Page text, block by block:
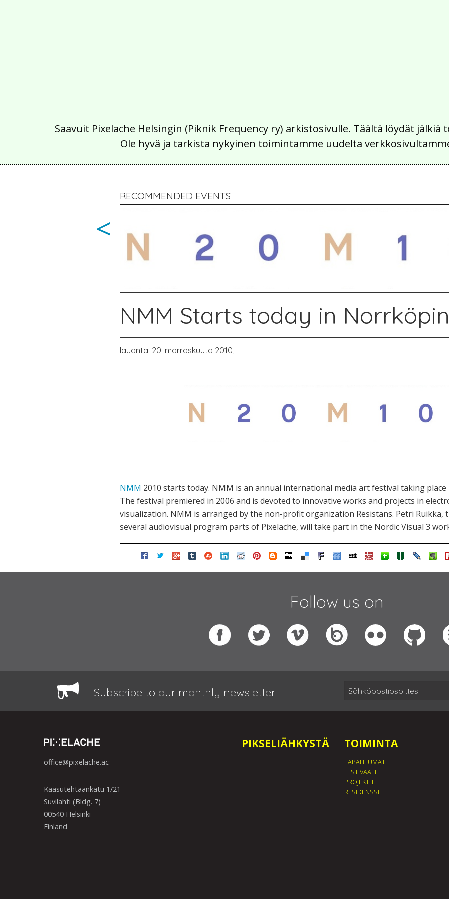
Saavuit Pixelache Helsingin (Piknik Frequency ry) arkistosivulle. Täältä löydät
Ole hyvä ja tarkista nykyinen toimintamme uudelta
RECOMMENDED EVENTS
<
NMM Starts today in
lauantai 20. marraskuuta 2010,
NMM 2010 starts today. NMM is an annual international media art festival taking
The festival premiered in 2006 and is devoted to innovative works and projects in
visualization. NMM is arranged by the non-profit organization Resistans. Petri
several audiovisual program parts of Pixelache, will take part in the Nordic Visual 3
Follow us on
Subscribe to our monthly newsletter:
office@pixelache.ac
Kaasutehtaankatu 1/21
Suvilahti (Bldg. 7)
00540 Helsinki
Finland
PIKSELIÄHKYSTÄ TOIMINTA
TAPAHTUMAT
FESTIVAALI
PROJEKTIT
RESIDENSSIT